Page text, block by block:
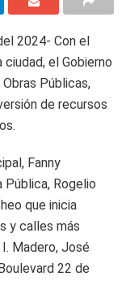
2024- Con el
el Gobierno
Públicas,
de recursos
Fanny
Rogelio
que inicia
y calles más
Madero, José
22 de